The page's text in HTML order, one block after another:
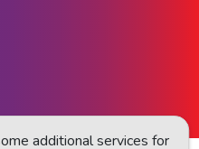
additional services for